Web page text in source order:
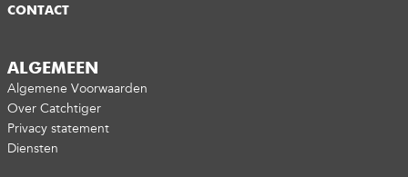
CONTACT
ALGEMEEN
Algemene Voorwaarden
Over Catchtiger
Privacy statement
Diensten